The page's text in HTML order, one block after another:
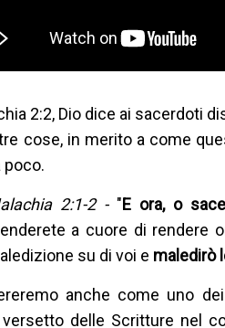
2:2, Dio dice ai sacerdoti
cose, in merito a come
poco.
2:1-2 - "E ora, o
a cuore di rendere
su di voi e maledirò
anche come uno
delle Scritture nel